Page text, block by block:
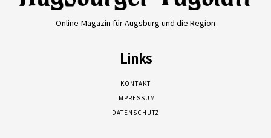
Online-Magazin für Augsburg und die Region
Links
KONTAKT
IMPRESSUM
DATENSCHUTZ